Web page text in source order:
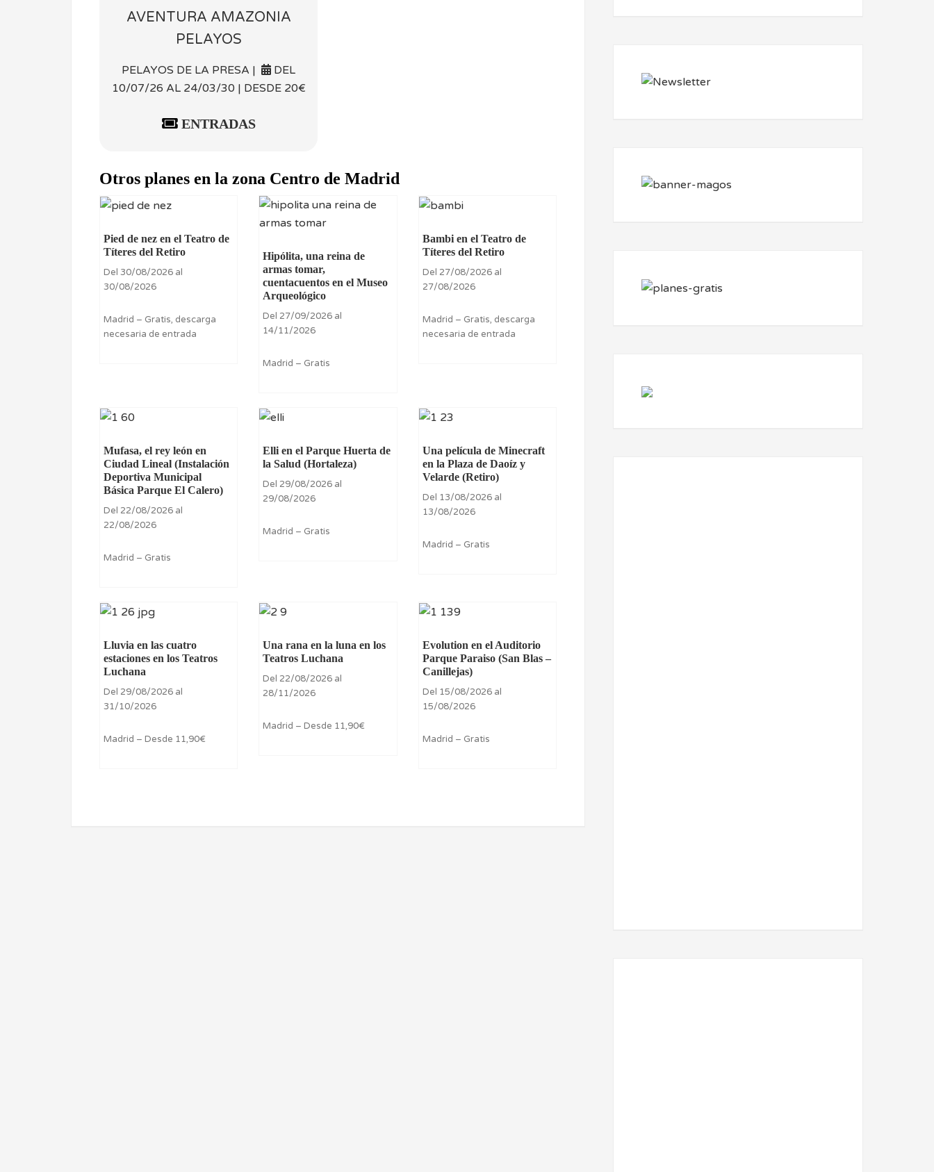
AVENTURA AMAZONIA
PELAYOS
PELAYOS DE LA PRESA |
DEL
10/07/26 AL 24/03/30 | DESDE 20€
ENTRADAS
Otros planes en la zona Centro de Madrid
Pied de nez en el Teatro de
Títeres del Retiro
Del 30/08/2026 al
30/08/2026
Madrid – Gratis, descarga
necesaria de entrada
Hipólita, una reina de
armas tomar,
cuentacuentos en el Museo
Arqueológico
Del 27/09/2026 al
14/11/2026
Madrid – Gratis
Bambi en el Teatro de
Títeres del Retiro
Del 27/08/2026 al
27/08/2026
Madrid – Gratis, descarga
necesaria de entrada
Mufasa, el rey león en
Ciudad Lineal (Instalación
Deportiva Municipal
Básica Parque El Calero)
Del 22/08/2026 al
22/08/2026
Madrid – Gratis
Elli en el Parque Huerta de
la Salud (Hortaleza)
Del 29/08/2026 al
29/08/2026
Madrid – Gratis
Una película de Minecraft
en la Plaza de Daoíz y
Velarde (Retiro)
Del 13/08/2026 al
13/08/2026
Madrid – Gratis
Lluvia en las cuatro
estaciones en los Teatros
Luchana
Del 29/08/2026 al
31/10/2026
Madrid – Desde 11,90€
Una rana en la luna en los
Teatros Luchana
Del 22/08/2026 al
28/11/2026
Madrid – Desde 11,90€
Evolution en el Auditorio
Parque Paraiso (San Blas –
Canillejas)
Del 15/08/2026 al
15/08/2026
Madrid – Gratis